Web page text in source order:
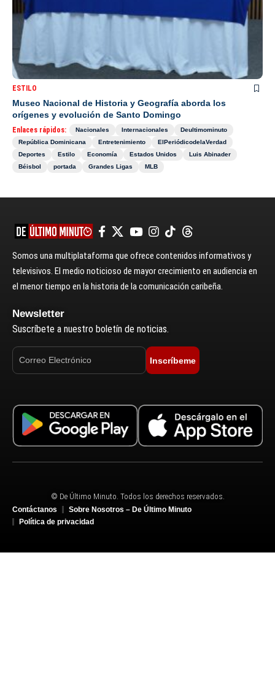
ESTILO
Museo Nacional de Historia y Geografía aborda los
orígenes y evolución de Santo Domingo
Enlaces rápidos: Nacionales Internacionales
Deultimominuto
República Dominicana
Entretenimiento
ElPeriódicodelaVerdad
Deportes
Estilo Economía Estados Unidos
Luis Abinader
Béisbol
portada Grandes Ligas MLB
Somos una multiplataforma que ofrece contenidos informativos y
televisivos. El medio noticioso de mayor crecimiento en audiencia en
el menor tiempo en la historia de la comunicación caribeña.
Newsletter
Suscríbete a nuestro boletín de noticias.
Inscríbeme
© De Último Minuto. Todos los derechos reservados.
Contáctanos
Sobre Nosotros – De Último Minuto
Política de privacidad